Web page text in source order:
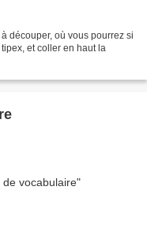
découper, où vous pourrez si
et coller en haut la